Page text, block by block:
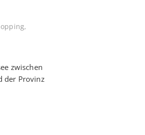
,
zwischen
der Provinz